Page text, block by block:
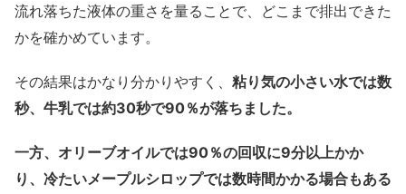
流れ落ちた液体の重さを量ることで、どこまで排出できた
かを確かめています。
その結果はかなり分かりやすく、 粘り気の小さい水では数
秒、牛乳では約30秒で90％が落ちました。
一方、オリーブオイルでは90％の回収に9分以上かか
り、冷たいメープルシロップでは数時間かかる場合もある